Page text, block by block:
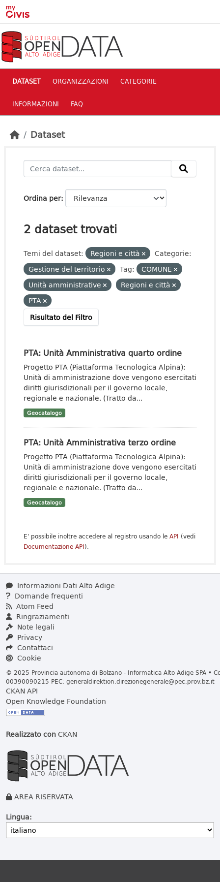
Skip to main content
DATASET ORGANIZZAZIONI CATEGORIE
INFORMAZIONI FAQ
Dataset
Ordina per
2 dataset trovati
Temi del dataset: Regioni e città
Categorie:
Gestione del territorio
Tag:
COMUNE
Unità amministrative
Regioni e città
PTA
Risultato del Filtro
PTA: Unità Amministrativa quarto ordine
Progetto PTA (Piattaforma Tecnologica Alpina):
Unità di amministrazione dove vengono esercitati
diritti giurisdizionali per il governo locale,
regionale e nazionale. (Tratto da...
Geocatalogo
PTA: Unità Amministrativa terzo ordine
Progetto PTA (Piattaforma Tecnologica Alpina):
Unità di amministrazione dove vengono esercitati
diritti giurisdizionali per il governo locale,
regionale e nazionale. (Tratto da...
Geocatalogo
E' possibile inoltre accedere al registro usando le API (vedi
Documentazione API).
Informazioni Dati Alto Adige
Domande frequenti
Atom Feed
Ringraziamenti
Note legali
Privacy
Contattaci
Cookie
© 2025 Provincia autonoma di Bolzano - Informatica Alto Adige SPA •
00390090215 PEC: generaldirektion.direzionegenerale@pec.prov.bz.it
CKAN API
Open Knowledge Foundation
Realizzato conCKAN
AREA RISERVATA
Lingua